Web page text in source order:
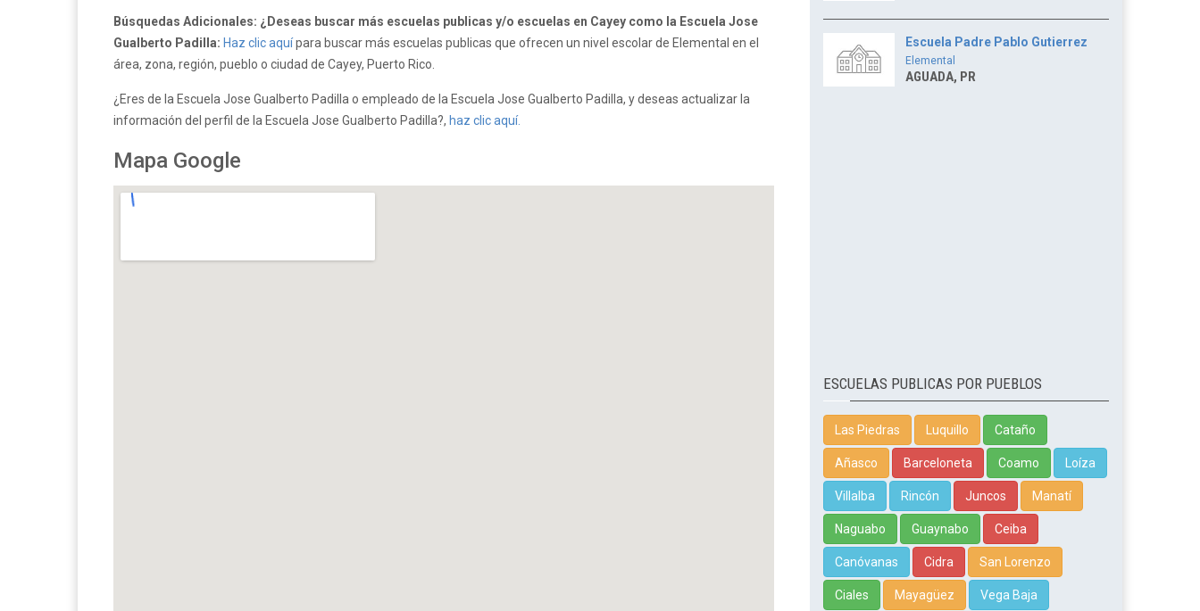
Búsquedas Adicionales: ¿Deseas buscar más escuelas publicas y/o escuelas en Cayey como la Escuela Jose
Gualberto Padilla: Haz clic aquípara buscar más escuelas publicas que ofrecen un nivel escolar de Elemental en el
área, zona, región, pueblo o ciudad de Cayey, Puerto Rico.
¿Eres de la Escuela Jose Gualberto Padilla o empleado de la Escuela Jose Gualberto Padilla, y deseas actualizar la
información del perfil de la Escuela Jose Gualberto Padilla?, haz clic aquí.
Mapa Google
Escuela Padre Pablo Gutierrez
Elemental
AGUADA, PR
ESCUELAS PUBLICAS POR PUEBLOS
Las Piedras Luquillo Cataño
Añasco Barceloneta Coamo Loíza
Villalba Rincón Juncos Manatí
Naguabo Guaynabo Ceiba
Canóvanas Cidra San Lorenzo
Ciales Mayagüez Vega Baja